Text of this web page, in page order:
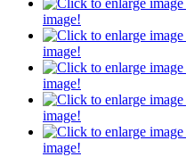
image!
image!
image!
image!
image!